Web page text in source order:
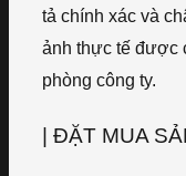
tả chính xác và
ảnh thực tế được
phòng công ty.
| ĐẶT MUA